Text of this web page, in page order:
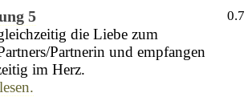
5
die Liebe zum
Partnerin und empfangen
im Herz.
0.7